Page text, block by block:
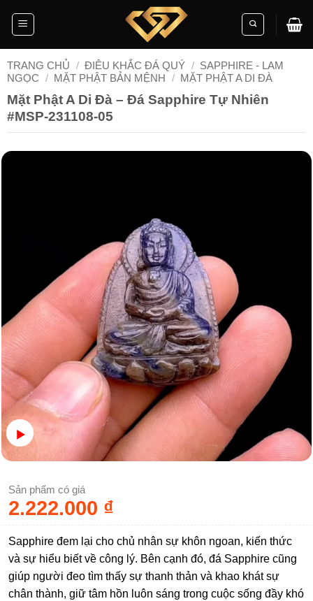
TRANG CHỦ / ĐIÊU KHẮC ĐÁ QUÝ / SAPPHIRE - LAM
NGỌC / MẶT PHẬT BẢN MỆNH / MẶT PHẬT A DI ĐÀ
Mặt Phật A Di Đà – Đá Sapphire Tự Nhiên
#MSP-231108-05
Sản phẩm có giá
2.222.000 ₫
Sapphire đem lại cho chủ nhân sự khôn ngoan, kiến thức
và sự hiểu biết về công lý. Bên cạnh đó, đá Sapphire cũng
giúp người đeo tìm thấy sự thanh thản và khao khát sự
chân thành, giữ tâm hồn luôn sáng trong cuộc sống đầy khó